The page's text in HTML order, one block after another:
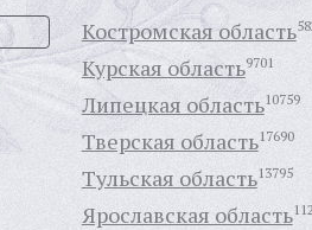
Костромская область
Курская область9701
Липецкая область10759
Тверская область17690
Тульская область13795
Ярославская область